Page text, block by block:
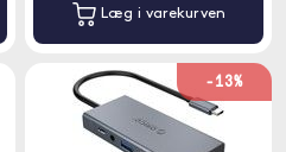
Læg i varekurven
-13%